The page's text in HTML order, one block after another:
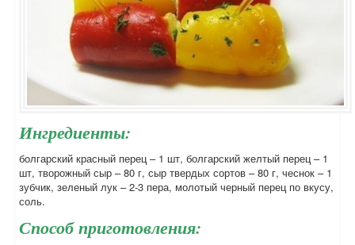
Ингредиенты:
болгарский красный перец – 1 шт, болгарский желтый перец – 1
шт, творожный сыр – 80 г, сыр твердых сортов – 80 г, чеснок – 1
зубчик, зеленый лук – 2-3 пера, молотый черный перец по вкусу,
соль.
Способ приготовления: